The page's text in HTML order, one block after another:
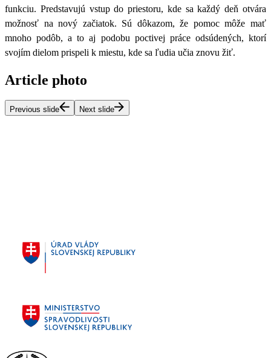
funkciu. Predstavujú vstup do priestoru, kde sa každý deň otvára
možnosť na nový začiatok. Sú dôkazom, že pomoc môže mať
mnoho podôb, a to aj podobu poctivej práce odsúdených, ktorí
svojím dielom prispeli k miestu, kde sa ľudia učia znovu žiť.
Article photo
Previous slide Next slide